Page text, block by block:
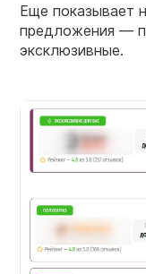
Еще показывает
предложения —
эксклюзивные.